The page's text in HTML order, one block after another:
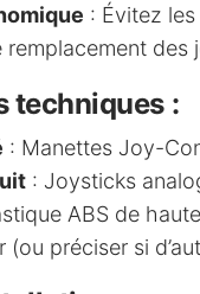
: Évitez
remplacement des
techniques :
: Manettes Joy-
: Joysticks
ABS de
(ou préciser si